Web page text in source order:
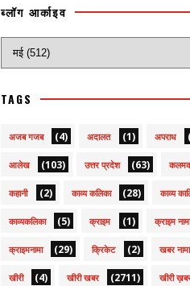
ब्लॉग आर्काइव
TAGS
अजब गजब (4) अदालत (1) अपराध
आलेख (103) उत्तर प्रदेश (63)
कहानी (2) काव्य कलिका (28) काव्य
काव्यकलिका (5) क्राइम (1) क्राइम नामा
क्राइमनामा (29) क्रिकेट (2) खबर नामा
खीरी (4) खीरी खबर (2711) खीरी